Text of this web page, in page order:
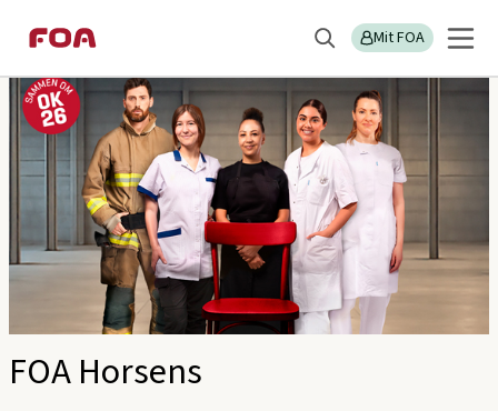
til
hovedindhold
til
hovedmenu
Søg Mit FOA
Sektions
menu
FOA Horsens
FOA Horsens